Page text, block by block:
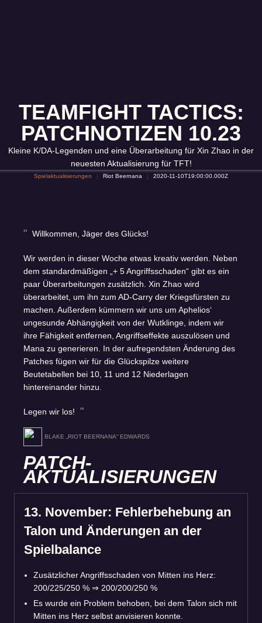
TEAMFIGHT TACTICS:
PATCHNOTIZEN 10.23
Kleine K/DA-Legenden und eine Überarbeitung für Xin Zhao in der
neuesten Aktualisierung für TFT!
Spielaktualisierungen Riot Beernana 2020-11-10T19:00:00.000Z
Willkommen, Jäger des Glücks!
Wir werden in dieser Woche etwas kreativ werden. Neben
dem standardmäßigen „+ 5 Angriffsschaden“ gibt es ein
paar Überarbeitungen zusätzlich. Xin Zhao wird
überarbeitet, um ihn zum AD-Carry der Kriegsfürsten zu
machen. Außerdem kümmern wir uns um Aphelios‘
ungesunde Abhängigkeit von der Wutklinge, indem wir
ihre Fähigkeit entfernen, Angriffseffekte auszulösen und
Mana zu generieren. In der aufregendsten Änderung des
Patches fügen wir für die Glückspilze weitere
Beutetabellen bei 10, 11 und 12 Niederlagen
hintereinander hinzu.
Legen wir los!
BLAKE „RIOT BEERNANA“ EDWARDS
PATCH-
AKTUALISIERUNGEN
13. November: Fehlerbehebung an
Talon und Änderungen an der
Spielbalance
Zusätzlicher Angriffsschaden von Mitten ins Herz:
200/225/250 % ⇒ 200/200/250 %
Es wurde ein Problem behoben, bei dem Talon sich mit
Mitten ins Herz selbst anvisieren konnte.